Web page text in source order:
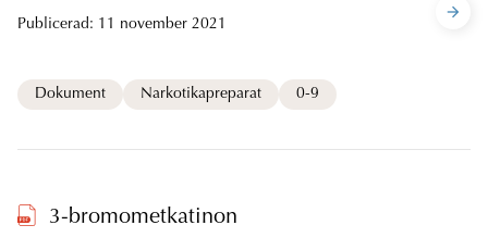
Publicerad: 11 november 2021
Dokument Narkotikapreparat 0-9
3-bromometkatinon